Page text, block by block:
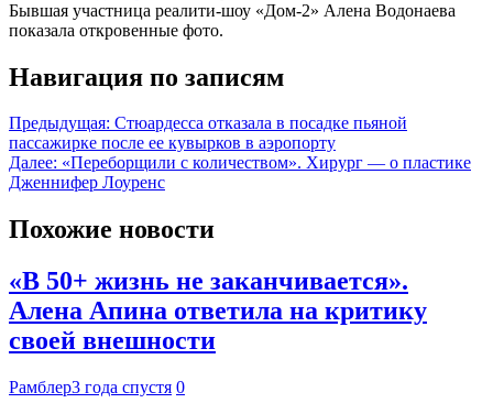
Бывшая участница реалити-шоу «Дом-2» Алена Водонаева
показала откровенные фото.
Навигация по записям
Предыдущая: Стюардесса отказала в посадке пьяной
пассажирке после ее кувырков в аэропорту
Далее: «Переборщили с количеством». Хирург — о пластике
Дженнифер Лоуренс
Похожие новости
«В 50+ жизнь не заканчивается».
Алена Апина ответила на критику
своей внешности
Рамблер3 года спустя 0